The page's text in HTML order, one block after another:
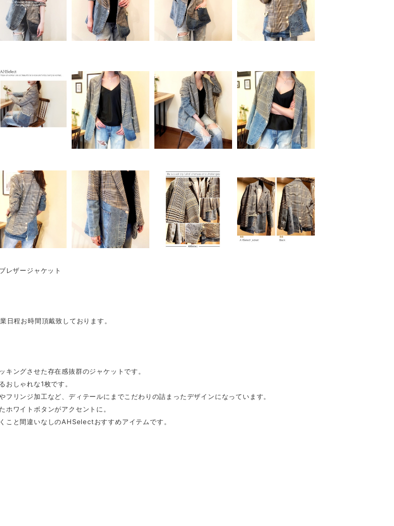
レザージャケット
日程お時間頂戴致しております。
キングさせた存在感抜群のジャケットです。
おしゃれな1枚です。
フリンジ加工など、ディテールにまでこだわりの詰まったデザインになっています。
ホワイトボタンがアクセントに。
こと間違いなしのAHSelectおすすめアイテムです。